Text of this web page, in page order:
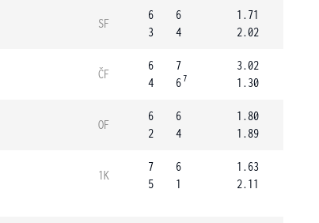
SF
6
3
6
4
1.71
2.02
ČF
6
4
7
67
3.02
1.30
OF
6
2
6
4
1.80
1.89
1K
7
5
6
1
1.63
2.11